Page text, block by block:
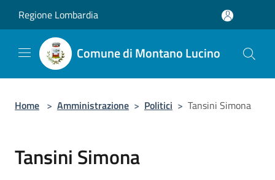
Regione Lombardia
Comune di Montano Lucino
Home > Amministrazione > Politici > Tansini Simona
Tansini Simona